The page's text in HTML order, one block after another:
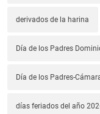
derivados de la harina
Día de los Padres
Día de los Padres-
días feriados del año